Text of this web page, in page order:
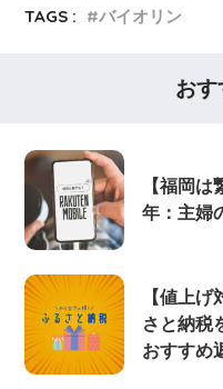
TAGS :
バイオリン
おす
【福岡
年：主婦
【値上
さと納税
おすすめ